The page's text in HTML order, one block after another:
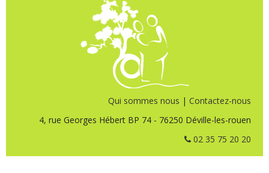
Qui sommes nous | Contactez-nous
4, rue Georges Hébert BP 74 - 76250 Déville-les-rouen
02 35 75 20 20